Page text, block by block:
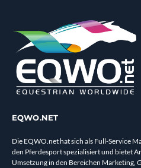
EQWO.NET
Die EQWO.net hat sich als Full-Service
den Pferdesport spezialisiert und bietet
Umsetzung in den Bereichen Marketing,